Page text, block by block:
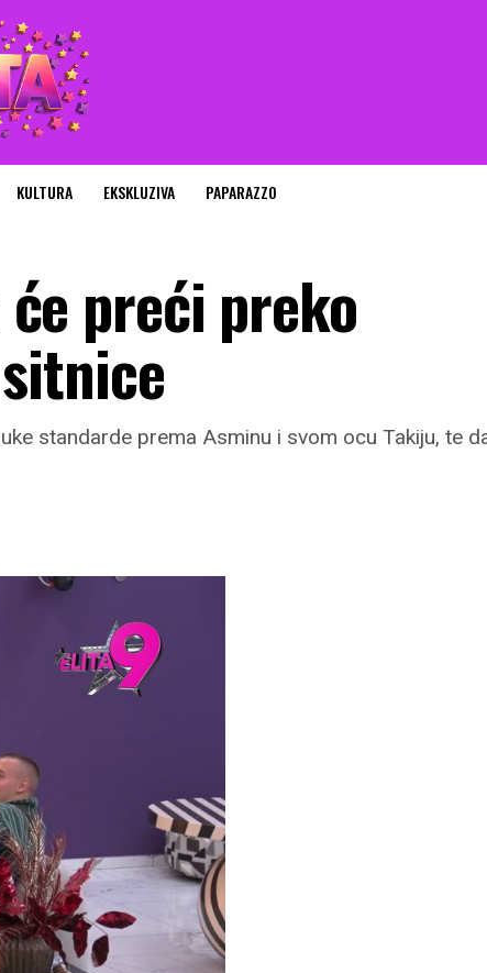
KULTURA EKSKLUZIVA PAPARAZZO
preći preko
standarde prema Asminu i svom ocu Takiju, te